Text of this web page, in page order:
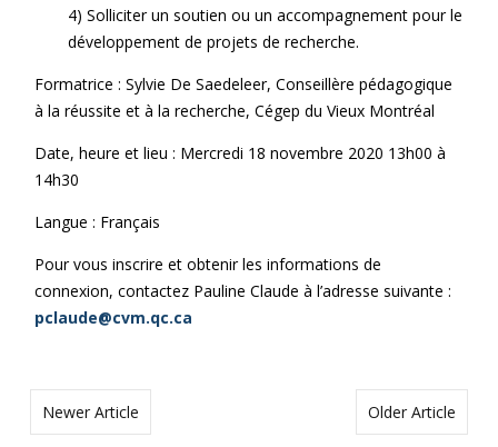
4) Solliciter un soutien ou un accompagnement pour le
développement de projets de recherche.
Formatrice : Sylvie De Saedeleer, Conseillère pédagogique
à la réussite et à la recherche, Cégep du Vieux Montréal
Date, heure et lieu : Mercredi 18 novembre 2020 13h00 à
14h30
Langue : Français
Pour vous inscrire et obtenir les informations de
connexion, contactez Pauline Claude à l’adresse suivante :
pclaude@cvm.qc.ca
Older Article
Newer Article